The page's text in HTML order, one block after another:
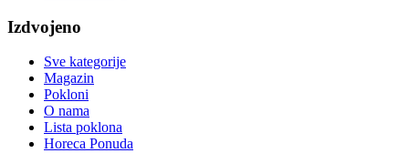
Izdvojeno
Sve kategorije
Magazin
Pokloni
O nama
Lista poklona
Horeca Ponuda